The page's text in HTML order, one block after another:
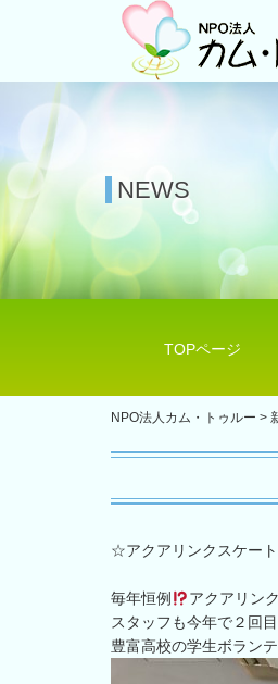
NEWS
TOPページ
NPO法人カム・トゥルー >
☆アクアリンクスケート
毎年恒例
アクアリン
スタッフも今年で２回
豊富高校の学生ボラン